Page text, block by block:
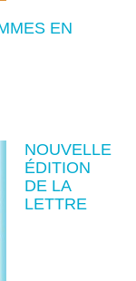
EN
NOUVELLE
ÉDITION
DE LA
LETTRE